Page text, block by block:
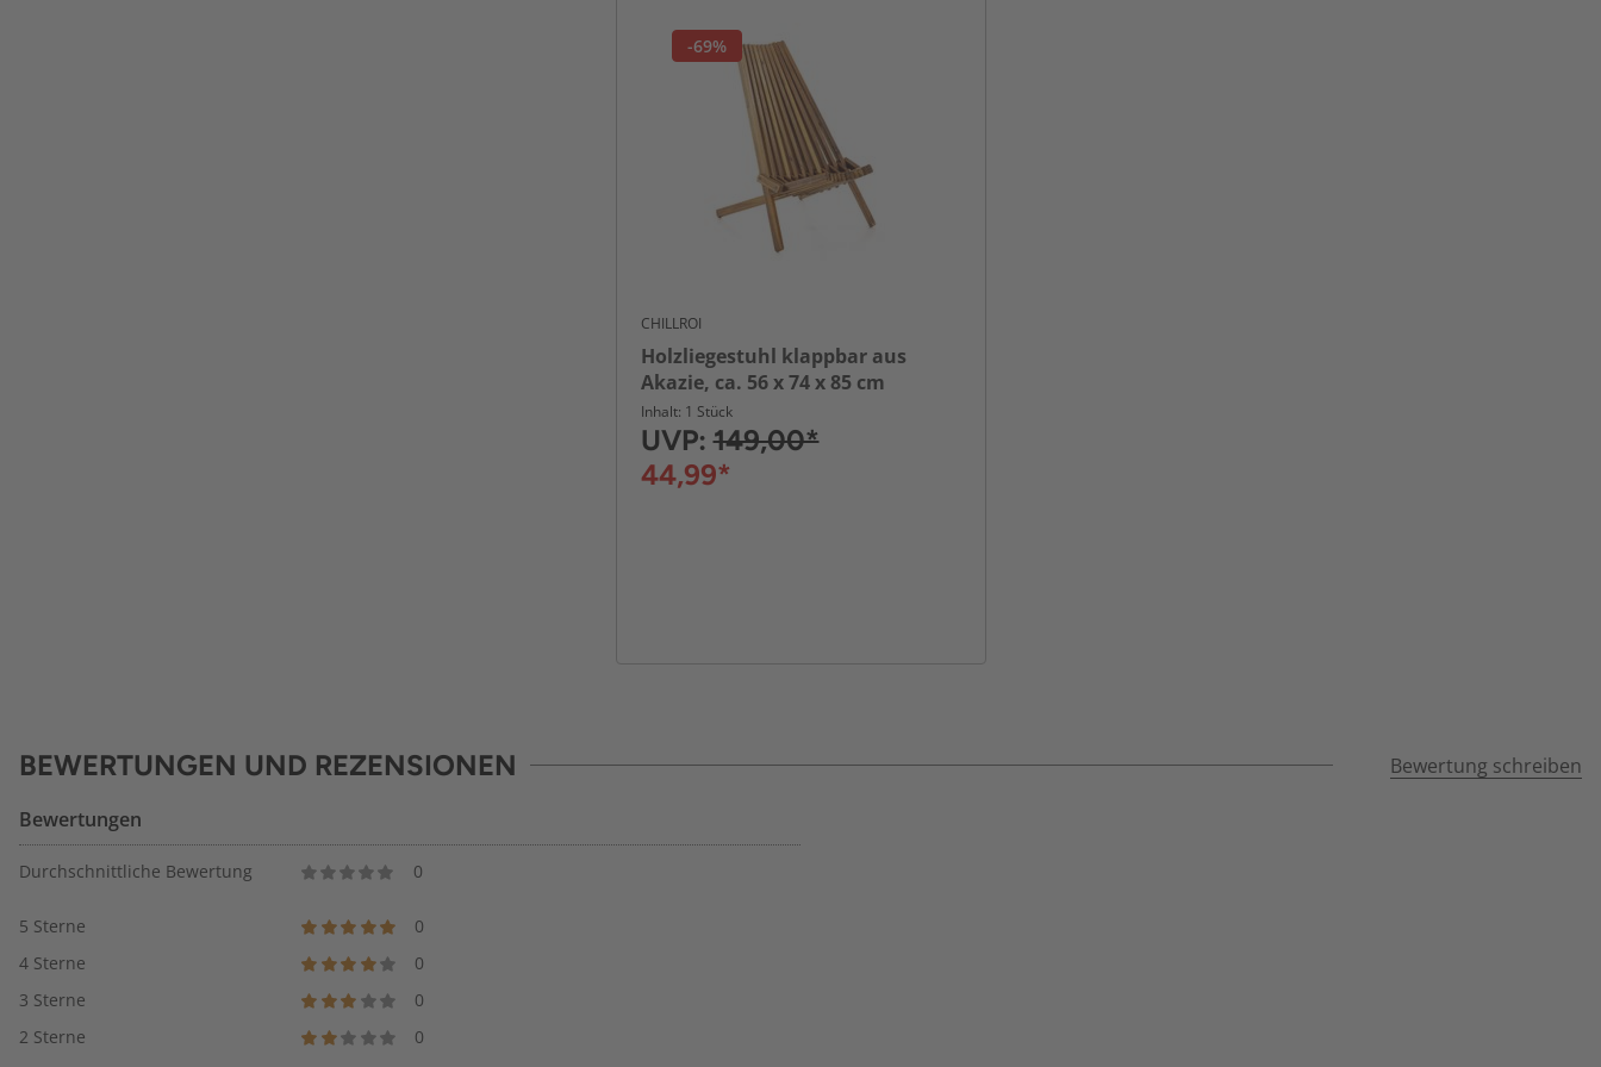
-69%
CHILLROI
Holzliegestuhl klappbar aus
Akazie, ca. 56 x 74 x 85 cm
Inhalt: 1 Stück
UVP:149,00*
44,99*
BEWERTUNGEN UND REZENSIONEN Bewertung schreiben
Bewertungen
Durchschnittliche Bewertung 0
5 Sterne
0
4 Sterne
0
3 Sterne
0
2 Sterne
0